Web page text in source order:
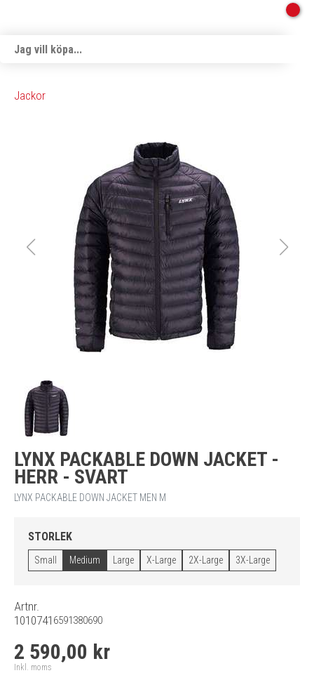
Jackor
LYNX PACKABLE DOWN JACKET -
HERR - SVART
LYNX PACKABLE DOWN JACKET MEN M
STORLEK
Small Medium Large X-Large 2X-Large 3X-Large
Artnr.
1010741 6591380690
2 590,00 kr
Inkl. moms